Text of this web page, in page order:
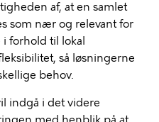
af, at en samlet
som nær og relevant for
forhold til lokal
så løsningerne
behov.
indgå i det videre